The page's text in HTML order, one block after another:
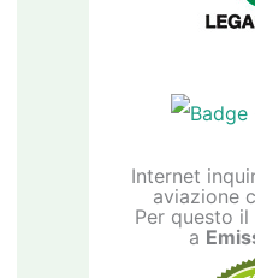
Internet
aviazione
Per questo
a